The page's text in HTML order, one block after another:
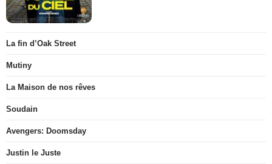
La fin d’Oak Street
Mutiny
La Maison de nos rêves
Soudain
Avengers: Doomsday
Justin le Juste